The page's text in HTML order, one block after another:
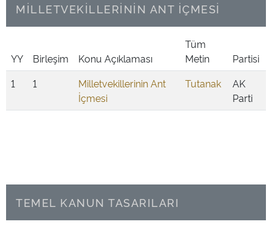
MİLLETVEKİLLERİNİN ANT İÇMESİ
YY Birleşim Konu Açıklaması
Tüm
Metin
Partisi
1
1
Milletvekillerinin Ant
İçmesi
Tutanak
AK
Parti
TEMEL KANUN TASARILARI